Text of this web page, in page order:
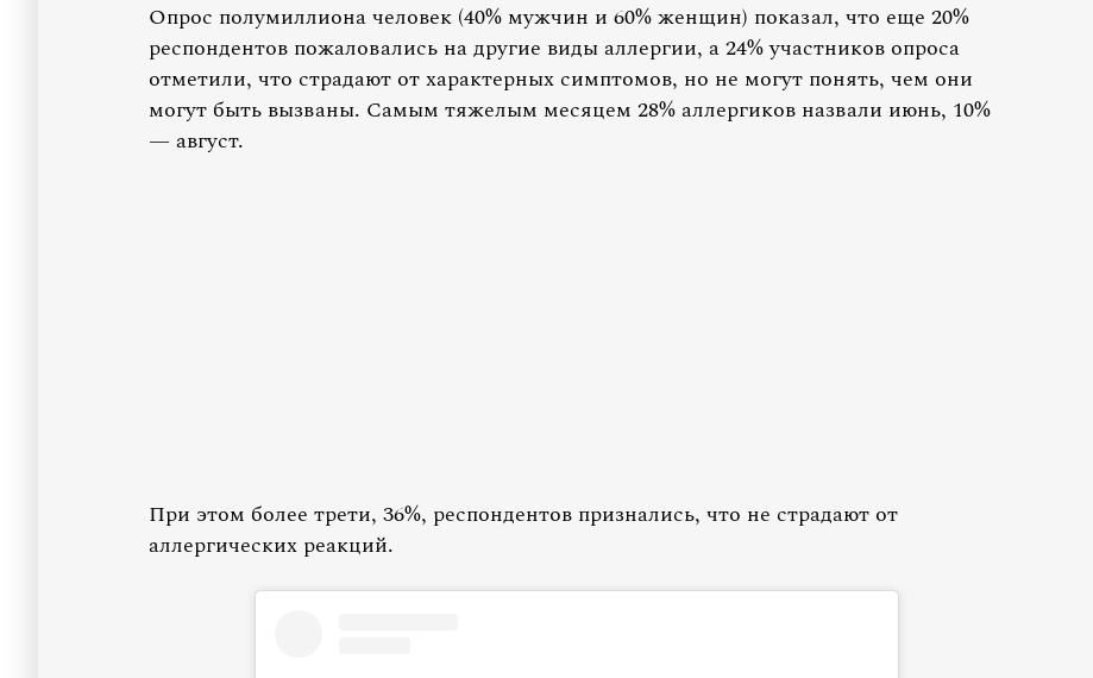
Опрос полумиллиона человек (40% мужчин и 60% женщин) показал, что еще 20%
респондентов пожаловались на другие виды аллергии, а 24% участников опроса
отметили, что страдают от характерных симптомов, но не могут понять, чем они
могут быть вызваны. Самым тяжелым месяцем 28% аллергиков назвали июнь, 10%
— август.
При этом более трети, 36%, респондентов признались, что не страдают от
аллергических реакций.